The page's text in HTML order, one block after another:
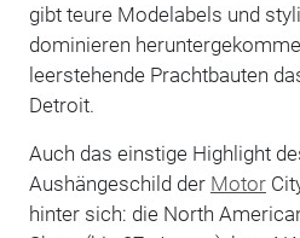
gibt teure Modelabels und
dominieren
leerstehende Prachtbauten
Detroit.
Auch das einstige Highlight
Aushängeschild der Motor
hinter sich: die North